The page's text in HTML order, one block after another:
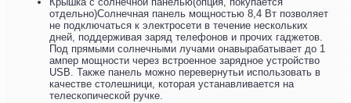
отдельно)Солнечная панель мощностью 8,4 Вт позволяет
не подключаться к электросети в течение нескольких
дней, поддерживая заряд телефонов и прочих гаджетов.
Под прямыми солнечными лучами онавырабатывает до 1
ампер мощности через встроенное зарядное устройство
USB. Также панель можно перевернутьи использовать в
качестве столешници, которая устанавливается на
телескопической ручке.